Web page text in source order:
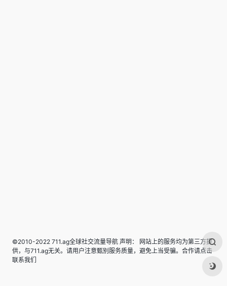
©2010-2022 711.ag全球社交流量导航 声明： 网站上的服务均为第三方提
供，与711.ag无关。请用户注意甄别服务质量，避免上当受骗。合作请点击
联系我们